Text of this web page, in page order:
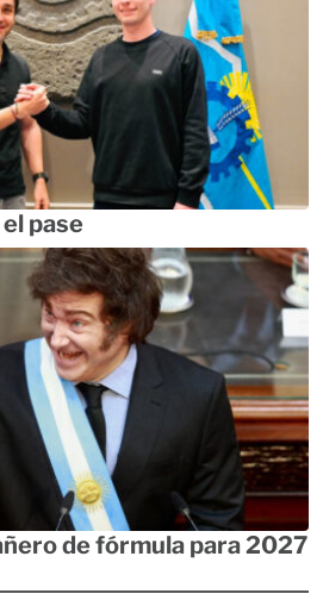
pase
de fórmula para 2027